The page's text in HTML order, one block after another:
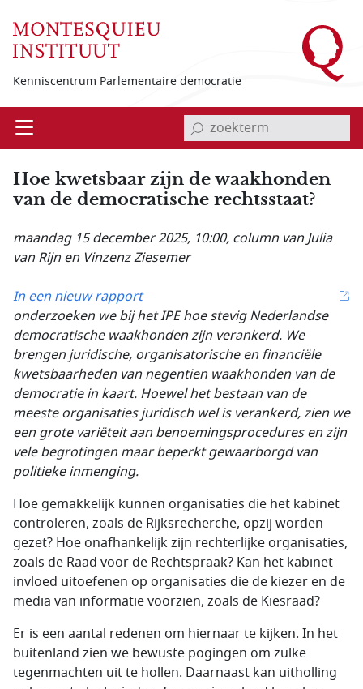
Kenniscentrum Parlementaire democratie
Open invoerveld zoekterm
Hoe kwetsbaar zijn de waakhonden
van de democratische rechtsstaat?
maandag 15 december 2025, 10:00, column van Julia
van Rijn en Vinzenz Ziesemer
In een nieuw rapport
onderzoeken we bij het IPE hoe stevig Nederlandse
democratische waakhonden zijn verankerd. We
brengen juridische, organisatorische en financiële
kwetsbaarheden van negentien waakhonden van de
democratie in kaart. Hoewel het bestaan van de
meeste organisaties juridisch wel is verankerd, zien we
een grote variëteit aan benoemingsprocedures en zijn
vele begrotingen maar beperkt gewaarborgd van
politieke inmenging.
Hoe gemakkelijk kunnen organisaties die het kabinet
controleren, zoals de Rijksrecherche, opzij worden
gezet? Hoe onafhankelijk zijn rechterlijke organisaties,
zoals de Raad voor de Rechtspraak? Kan het kabinet
invloed uitoefenen op organisaties die de kiezer en de
media van informatie voorzien, zoals de Kiesraad?
Er is een aantal redenen om hiernaar te kijken. In het
buitenland zien we bewuste pogingen om zulke
tegenmachten uit te hollen. Daarnaast kan uitholling